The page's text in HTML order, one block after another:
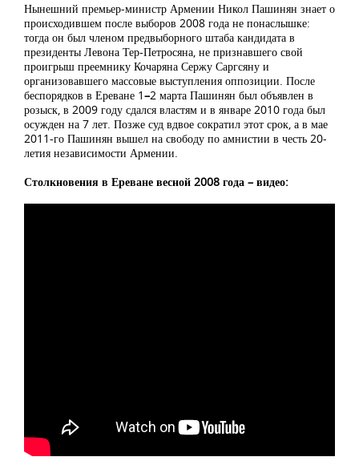
Нынешний премьер-министр Армении Никол Пашинян знает о
происходившем после выборов 2008 года не понаслышке:
тогда он был членом предвыборного штаба кандидата в
президенты Левона Тер-Петросяна, не признавшего свой
проигрыш преемнику Кочаряна Сержу Саргсяну и
организовавшего массовые выступления оппозиции. После
беспорядков в Ереване 1–2 марта Пашинян был объявлен в
розыск, в 2009 году сдался властям и в январе 2010 года был
осужден на 7 лет. Позже суд вдвое сократил этот срок, а в мае
2011-го Пашинян вышел на свободу по амнистии в честь 20-
летия независимости Армении.
Столкновения в Ереване весной 2008 года – видео: